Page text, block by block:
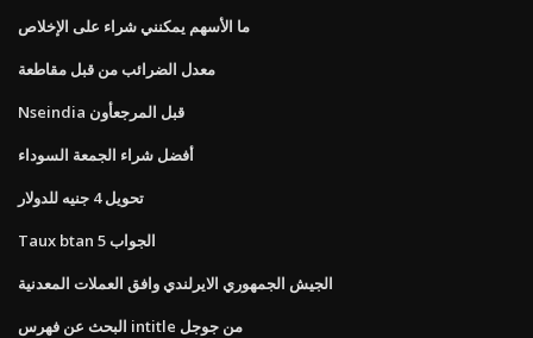
ما الأسهم يمكنني شراء على الإخلاص
معدل الضرائب من قبل مقاطعة
Nseindia قبل المرجعأون
أفضل شراء الجمعة السوداء
تحويل 4 جنيه للدولار
Taux btan 5 الجواب
الجيش الجمهوري الايرلندي وافق العملات المعدنية
البحث عن فهرس intitle من جوجل